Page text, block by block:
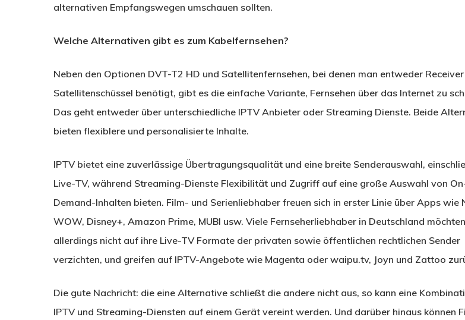
alternativen Empfangswegen umschauen sollten.
Welche Alternativen gibt es zum Kabelfernsehen?
Neben den Optionen DVT-T2 HD und Satellitenfernsehen, bei denen man entweder
Satellitenschüssel benötigt, gibt es die einfache Variante, Fernsehen über das Internet zu
Das geht entweder über unterschiedliche IPTV Anbieter oder Streaming Dienste. Beide
bieten flexiblere und personalisierte Inhalte.
IPTV bietet eine zuverlässige Übertragungsqualität und eine breite Senderauswahl,
Live-TV, während Streaming-Dienste Flexibilität und Zugriff auf eine große Auswahl von
Demand-Inhalten bieten. Film- und Serienliebhaber freuen sich in erster Linie über Apps wie
WOW, Disney+, Amazon Prime, MUBI usw. Viele Fernseherliebhaber in Deutschland möchten
allerdings nicht auf ihre Live-TV Formate der privaten sowie öffentlichen rechtlichen Sender
verzichten, und greifen auf IPTV-Angebote wie Magenta oder waipu.tv, Joyn und Zattoo
Die gute Nachricht: die eine Alternative schließt die andere nicht aus, so kann eine
IPTV und Streaming-Diensten auf einem Gerät vereint werden. Und darüber hinaus können